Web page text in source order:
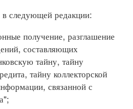
следующей редакции:
получение, разглашение
составляющих
тайну, тайну
тайну коллекторской
связанной с